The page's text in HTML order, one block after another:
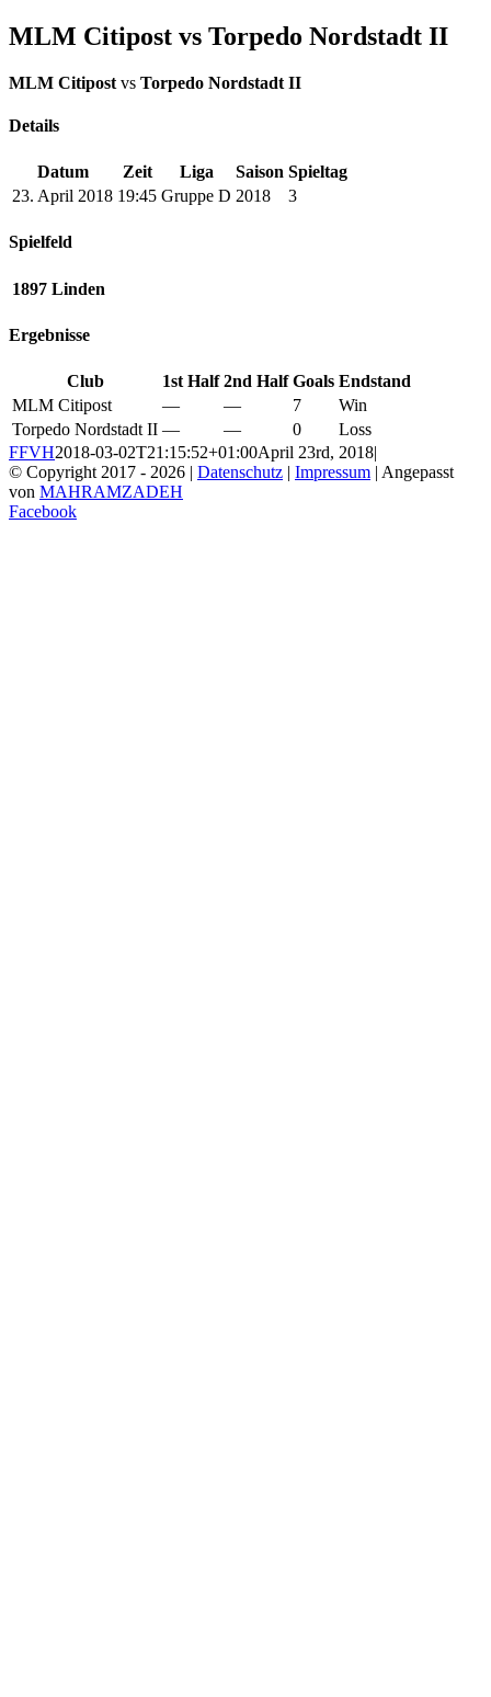
MLM Citipost vs Torpedo Nordstadt II
MLM Citipost vs Torpedo Nordstadt II
Details
Datum Zeit Liga Saison Spieltag
23. April 2018 19:45 Gruppe D 2018 3
Spielfeld
1897 Linden
Ergebnisse
Club 1st Half 2nd Half Goals Endstand
MLM Citipost
— — 7
Win
Torpedo Nordstadt II — — 0
Loss
FFVH2018-03-02T21:15:52+01:00April 23rd, 2018|
© Copyright 2017 - 2026 | Datenschutz | Impressum | Angepasst
von MAHRAMZADEH
Facebook